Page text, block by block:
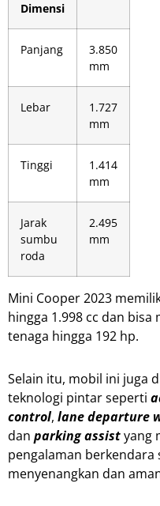
Dimensi
Panjang
3.850
mm
Lebar
1.727
mm
Tinggi
1.414
mm
Jarak
sumbu
roda
2.495
mm
Mini Cooper 2023
hingga 1.998 cc dan bisa
tenaga hingga 192 hp.
Selain itu, mobil ini juga
teknologi pintar seperti
control, lane departure
dan parking assistyang
pengalaman berkendara
menyenangkan dan